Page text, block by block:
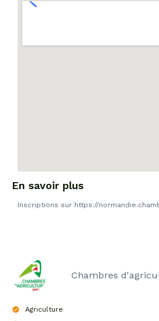
En savoir plus
Inscriptions sur https://
Chambres
Agriculture